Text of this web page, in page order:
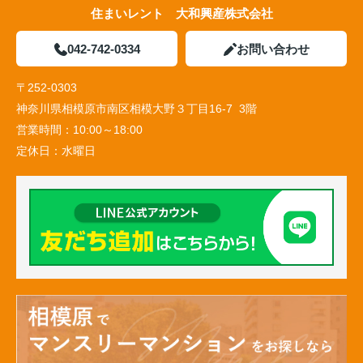
住まいレント 大和興産株式会社
042-742-0334 お問い合わせ
〒252-0303
神奈川県相模原市南区相模大野３丁目16-7 3階
営業時間： 10:00～18:00
定休日： 水曜日